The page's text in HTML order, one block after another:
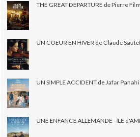
THE GREAT DEPARTURE de Pierre
UN COEUR EN HIVER de Claude
UN SIMPLE ACCIDENT de Jafar Panahi
UNE ENFANCE ALLEMANDE - ÎLE